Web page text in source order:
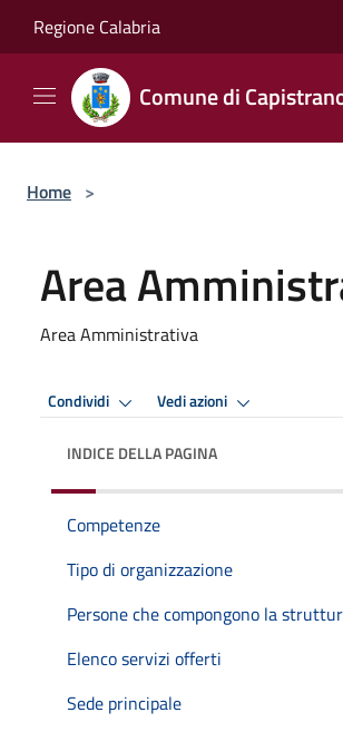
Regione Calabria
Comune di
Home >
Area
Area Amministrativa
Condividi Vedi azioni
INDICE DELLA PAGINA
Competenze
Tipo di organizzazione
Persone che compongono la
Elenco servizi offerti
Sede principale